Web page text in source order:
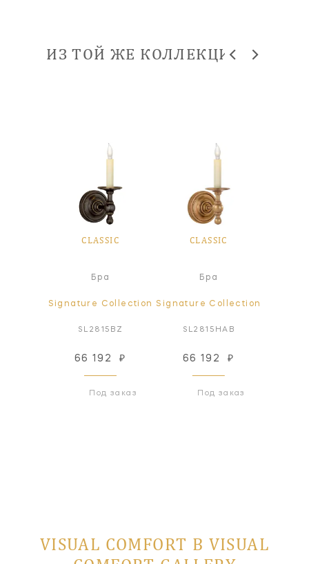
ИЗ ТОЙ ЖЕ КОЛЛЕКЦИИ
CLASSIC
Бра
Signature Collection
SL2815BZ
66 192 ₽
Под заказ
CLASSIC
Бра
Signature Collection
SL2815HAB
66 192 ₽
Под заказ
VISUAL COMFORT В VISUAL